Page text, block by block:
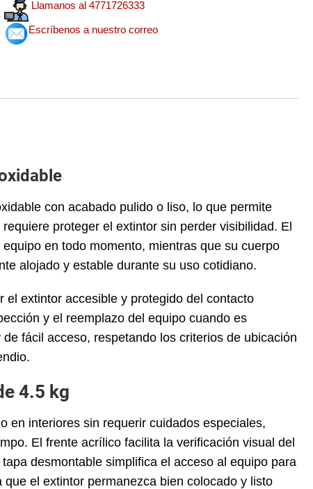
Llamanos al 4771726333
Escríbenos a nuestro correo
con acabado pulido o liso, lo que permite
proteger el extintor sin perder visibilidad. El
en todo momento, mientras que su cuerpo
alojado y estable durante su uso cotidiano.
extintor accesible y protegido del contacto
y el reemplazo del equipo cuando es
fácil acceso, respetando los criterios de ubicación
4.5 kg
en interiores sin requerir cuidados especiales,
El frente acrílico facilita la verificación visual del
desmontable simplifica el acceso al equipo para
el extintor permanezca bien colocado y listo